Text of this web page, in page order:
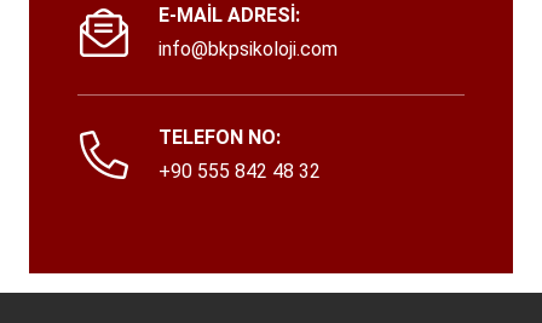
E-MAİL ADRESİ:
info@bkpsikoloji.com
TELEFON NO:
+90 555 842 48 32